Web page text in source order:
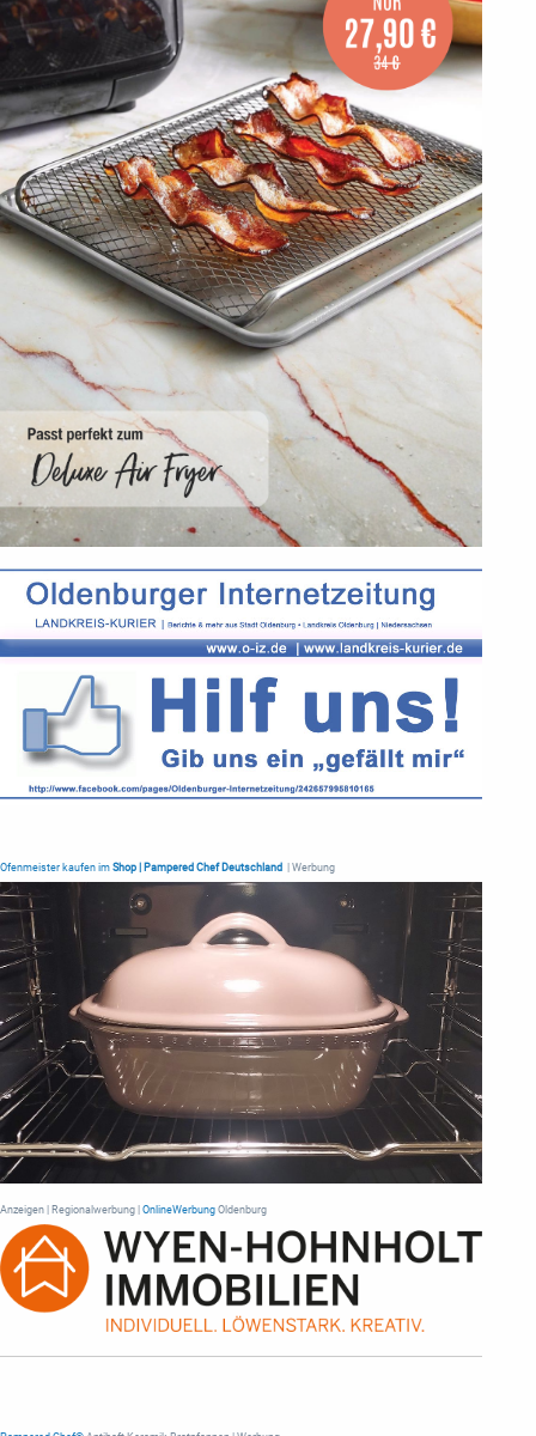
Ofenmeister kaufen im Shop | Pampered Chef Deutschland | Werbung
Anzeigen | Regionalwerbung | OnlineWerbung Oldenburg